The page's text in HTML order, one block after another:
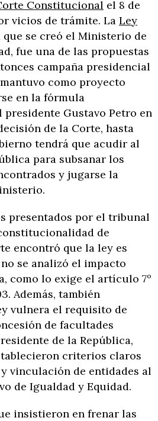
Constitucional el 8 de
vicios de trámite. La Ley
que se creó el Ministerio de
fue una de las propuestas
campaña presidencial
como proyecto
en la fórmula
Gustavo Petro en
de la Corte, hasta
tendrá que acudir al
para subsanar los
y jugarse la
presentados por el tribunal
de
encontró que la ley es
se analizó el impacto
como lo exige el artículo 7º
Además, también
vulnera el requisito de
de facultades
de la República,
criterios claros
vinculación de entidades al
de Igualdad y Equidad.
insistieron en frenar las